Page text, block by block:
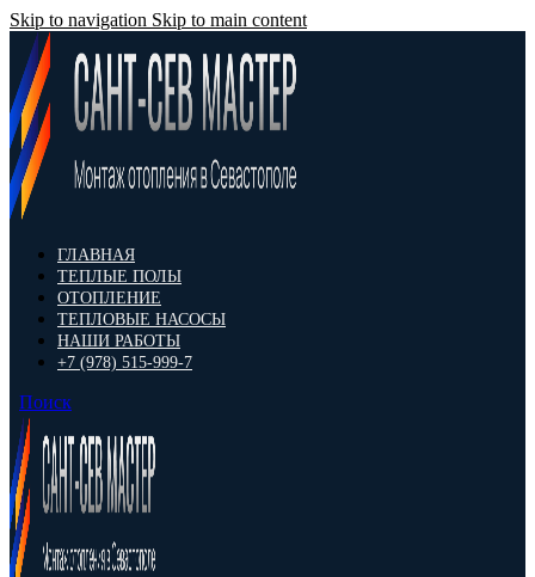
Skip to navigation Skip to main content
ГЛАВНАЯ
ТЕПЛЫЕ ПОЛЫ
ОТОПЛЕНИЕ
ТЕПЛОВЫЕ НАСОСЫ
НАШИ РАБОТЫ
+7 (978) 515-999-7
Поиск